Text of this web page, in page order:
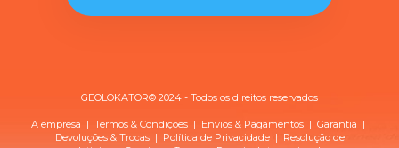
GEOLOKATOR© 2024 - Todos os direitos reservados
A empresa | Termos & Condições | Envios & Pagamentos | Garantia |
Devoluções & Trocas| Política de Privacidade| Resolução de